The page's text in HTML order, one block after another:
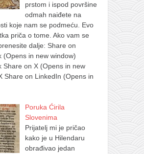
prstom i ispod površine
odmah naiđete na
koje nam se podmeću. Evo
priča o tome. Ako vam se
dalje: Share on
(Opens in new window)
Share on X (Opens in new
Share on LinkedIn (Opens in
Poruka Ćirila
Slovenima
Prijatelj mi je pričao
kako je u Hilendaru
obrađivao jedan